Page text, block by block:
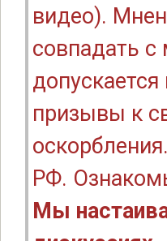
видео).
совпадать
призывы к
РФ.
Мы